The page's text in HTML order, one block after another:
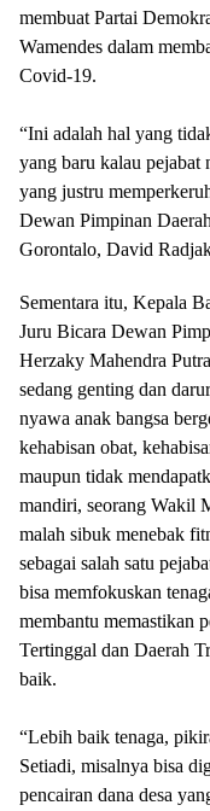
membuat Partai
Wamendes dalam
Covid-19.
“Ini adalah hal yang
yang baru kalau pejabat
yang justru
Dewan Pimpinan
Gorontalo, David
Sementara itu, Kepala
Juru Bicara Dewan
Herzaky Mahendra
sedang genting dan
nyawa anak bangsa
kehabisan obat,
maupun tidak
mandiri, seorang Wakil
malah sibuk menebak
sebagai salah satu
bisa memfokuskan
membantu memastikan
Tertinggal dan Daerah
baik.
“Lebih baik tenaga,
Setiadi, misalnya bisa
pencairan dana desa